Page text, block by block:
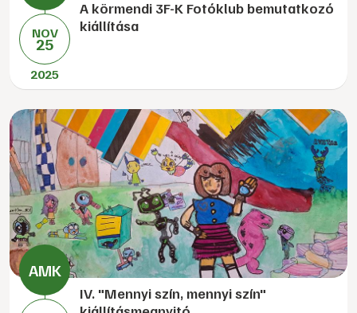
NOV
25
2025
A körmendi 3F-K Fotóklub bemutatkozó
kiállítása
IV. "Mennyi szín, mennyi szín"